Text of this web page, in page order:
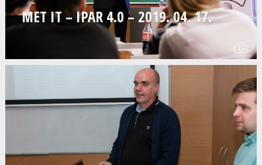
MET IT – IPAR 4.0 – 2019. 04. 17.